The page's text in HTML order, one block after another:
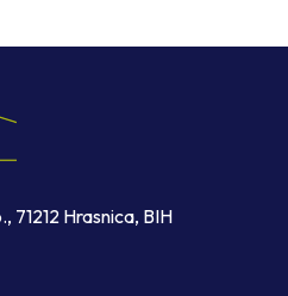
71212 Hrasnica, BIH